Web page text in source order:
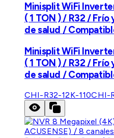
Minisplit WiFi
( 1 TON ) / R32 /
de salud /
Minisplit WiFi
( 1 TON ) / R32 /
de salud /
CHI-R32-12K-110CHI-